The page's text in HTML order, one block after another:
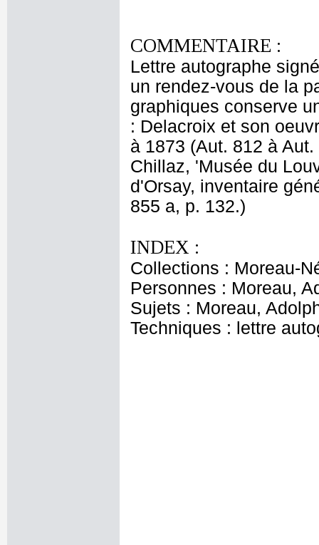
COMMENTAIRE :
Lettre autographe
un rendez-vous de la
graphiques conserve
: Delacroix et son
à 1873 (Aut. 812 à
Chillaz, 'Musée du
d'Orsay, inventaire
855 a, p. 132.)
INDEX :
Collections : Moreau-
Personnes : Moreau,
Sujets : Moreau,
Techniques : lettre